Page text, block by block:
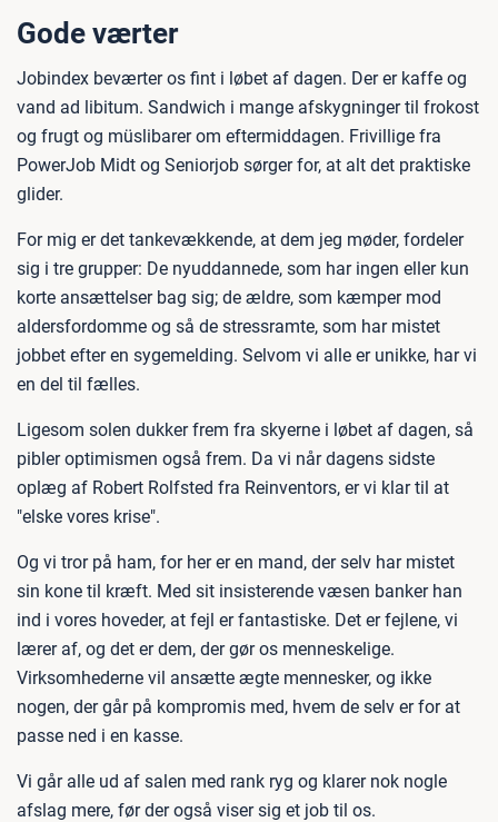
Gode værter
Jobindex beværter os fint i løbet af dagen. Der er kaffe og
vand ad libitum. Sandwich i mange afskygninger til frokost
og frugt og müslibarer om eftermiddagen. Frivillige fra
PowerJob Midt og Seniorjob sørger for, at alt det praktiske
glider.
For mig er det tankevækkende, at dem jeg møder, fordeler
sig i tre grupper: De nyuddannede, som har ingen eller kun
korte ansættelser bag sig; de ældre, som kæmper mod
aldersfordomme og så de stressramte, som har mistet
jobbet efter en sygemelding. Selvom vi alle er unikke, har vi
en del til fælles.
Ligesom solen dukker frem fra skyerne i løbet af dagen, så
pibler optimismen også frem. Da vi når dagens sidste
oplæg af Robert Rolfsted fra Reinventors, er vi klar til at
"elske vores krise".
Og vi tror på ham, for her er en mand, der selv har mistet
sin kone til kræft. Med sit insisterende væsen banker han
ind i vores hoveder, at fejl er fantastiske. Det er fejlene, vi
lærer af, og det er dem, der gør os menneskelige.
Virksomhederne vil ansætte ægte mennesker, og ikke
nogen, der går på kompromis med, hvem de selv er for at
passe ned i en kasse.
Vi går alle ud af salen med rank ryg og klarer nok nogle
afslag mere, før der også viser sig et job til os.